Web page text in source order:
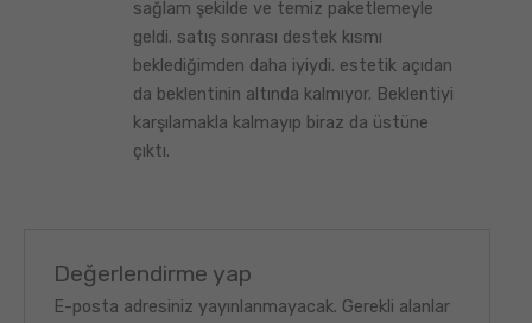
sağlam şekilde ve temiz paketlemeyle
geldi. satış sonrası destek kısmı
beklediğimden daha iyiydi. estetik açıdan
da beklentinin altında kalmıyor. Beklentiyi
karşılamakla kalmayıp biraz da üstüne
çıktı.
Değerlendirme yap
E-posta adresiniz yayınlanmayacak. Gerekli alanlar